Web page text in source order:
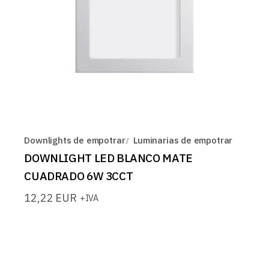
Downlights de empotrar Luminarias de empotrar
DOWNLIGHT LED BLANCO MATE
CUADRADO 6W 3CCT
12,22 EUR +IVA